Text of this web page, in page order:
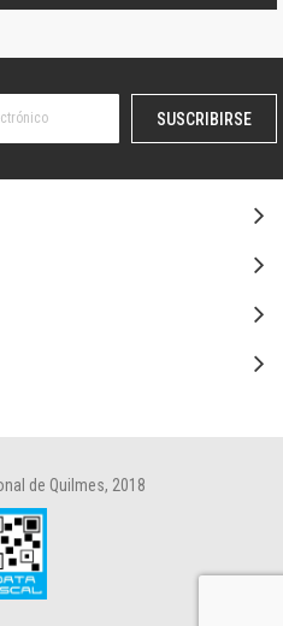
SUSCRIBIRSE
de Quilmes, 2018